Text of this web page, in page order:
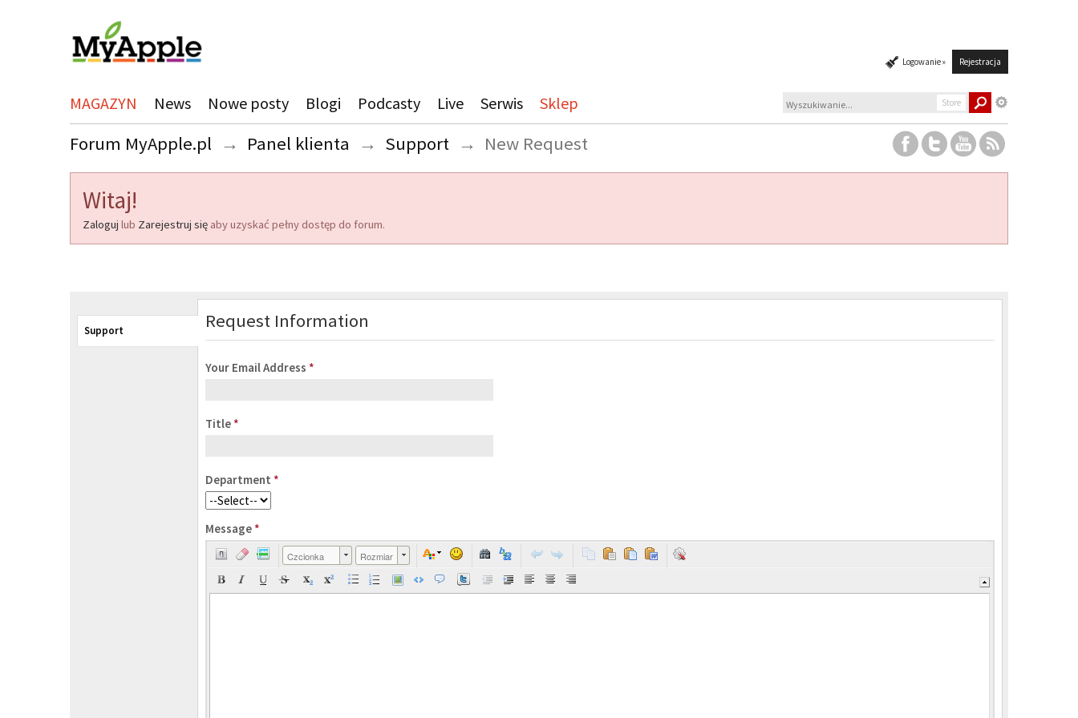
Logowanie » Rejestracja
MAGAZYN News Nowe posty Blogi Podcasty Live Serwis Sklep Store
Forum MyApple.pl → Panel klienta → Support → New Request
Witaj!
Zaloguj lub Zarejestruj się aby uzyskać pełny dostęp do forum.
Support Request Information
Your Email Address *
Title *
Department *
Message *
Czcionka Rozmiar